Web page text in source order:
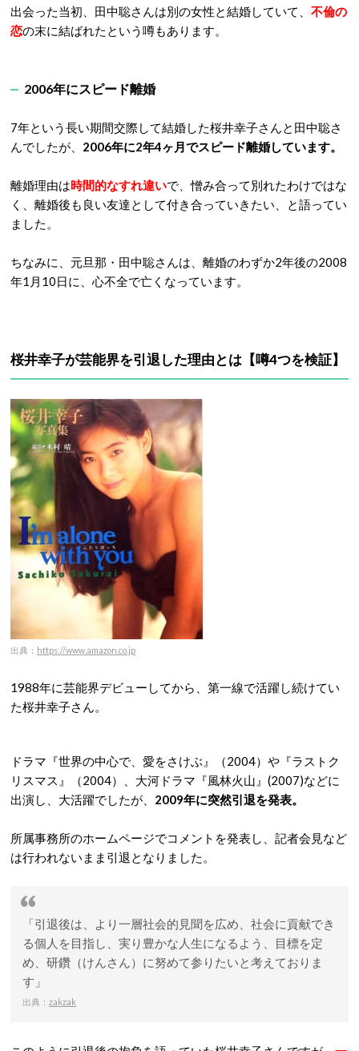
出会った当初、田中聡さんは別の女性と結婚していて、 不倫の
恋の末に結ばれたという噂もあります。
2006年にスピード離婚
7年という長い期間交際して結婚した桜井幸子さんと田中聡さ
んでしたが、 2006年に2年4ヶ月でスピード離婚しています。
離婚理由は時間的なすれ違いで、憎み合って別れたわけではな
く、離婚後も良い友達として付き合っていきたい、と語ってい
ました。
ちなみに、元旦那・田中聡さんは、離婚のわずか2年後の2008
年1月10日に、心不全で亡くなっています。
桜井幸子が芸能界を引退した理由とは【噂4つを検証】
出典： https://www.amazon.co.jp
1988年に芸能界デビューしてから、第一線で活躍し続けてい
た桜井幸子さん。
ドラマ『世界の中心で、愛をさけぶ』（2004）や『ラストク
リスマス』（2004）、大河ドラマ『風林火山』(2007)などに
出演し、大活躍でしたが、 2009年に突然引退を発表。
所属事務所のホームページでコメントを発表し、記者会見など
は行われないまま引退となりました。
「引退後は、より一層社会的見聞を広め、社会に貢献でき
る個人を目指し、実り豊かな人生になるよう、目標を定
め、研鑽（けんさん）に努めて参りたいと考えておりま
す」
出典： zakzak